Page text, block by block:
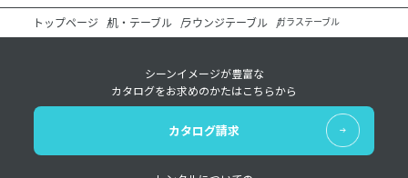
トップページ 机・テーブル ラウンジテーブル ガラステーブル
シーンイメージが豊富な
カタログをお求めのかたはこちらから
カタログ請求